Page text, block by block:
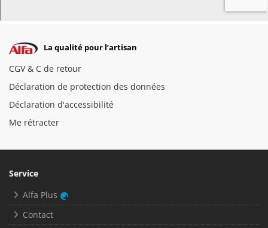
La qualité pour l’artisan
CGV & C de retour
Déclaration de protection des données
Déclaration d'accessibilité
Me rétracter
Service
Alfa Plus
Contact